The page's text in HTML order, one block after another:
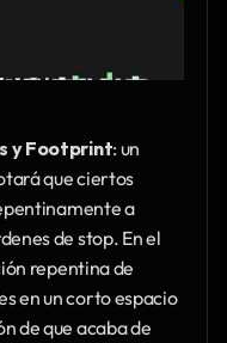
y Footprint: un
que ciertos
a
de stop. En el
repentina de
en un corto espacio
de que acaba de